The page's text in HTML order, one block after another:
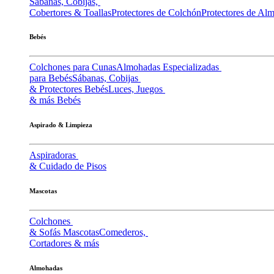
Cobertores & ToallasProtectores de ColchónProtectores de
Bebés
Colchones para CunasAlmohadas Especializadas
para BebésSábanas, Cobijas
& Protectores BebésLuces, Juegos
& más Bebés
Aspirado & Limpieza
Aspiradoras
& Cuidado de Pisos
Mascotas
Colchones
& Sofás MascotasComederos,
Cortadores & más
Almohadas